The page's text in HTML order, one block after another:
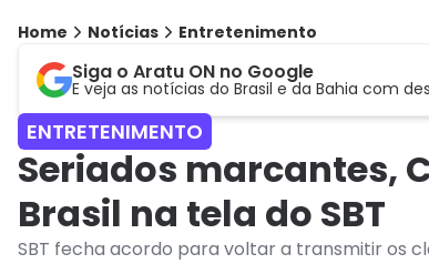
Home Notícias Entretenimento
Siga o Aratu ON no Google
E veja as notícias do Brasil e da Bahia com
ENTRETENIMENTO
Seriados marcantes,
Brasil na tela do SBT
SBT fecha acordo para voltar a transmitir os